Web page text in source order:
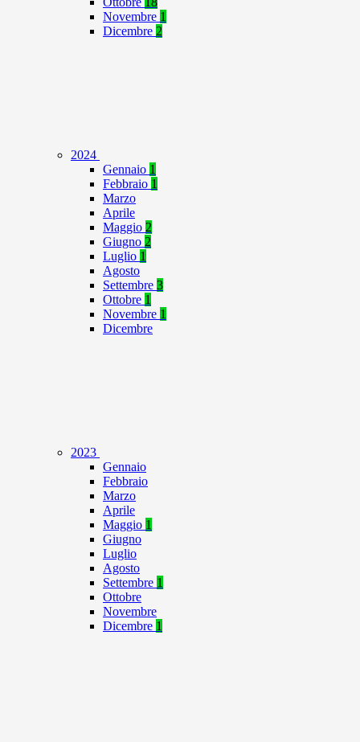
Novembre 1
Dicembre 2
2024
Gennaio 1
Febbraio 1
Marzo
Aprile
Maggio 2
Giugno 2
Luglio 1
Agosto
Settembre 3
Ottobre 1
Novembre 1
Dicembre
2023
Gennaio
Febbraio
Marzo
Aprile
Maggio 1
Giugno
Luglio
Agosto
Settembre 1
Ottobre
Novembre
Dicembre 1